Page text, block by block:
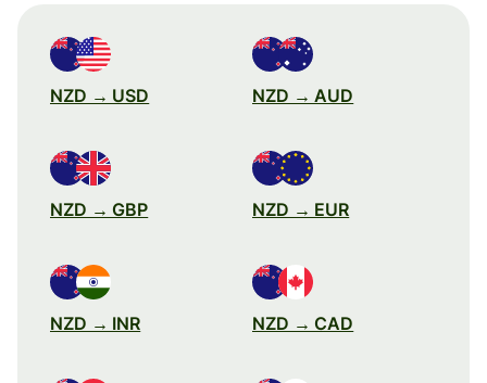
NZD → USD NZD → AUD
NZD → GBP NZD → EUR
NZD → INR NZD → CAD